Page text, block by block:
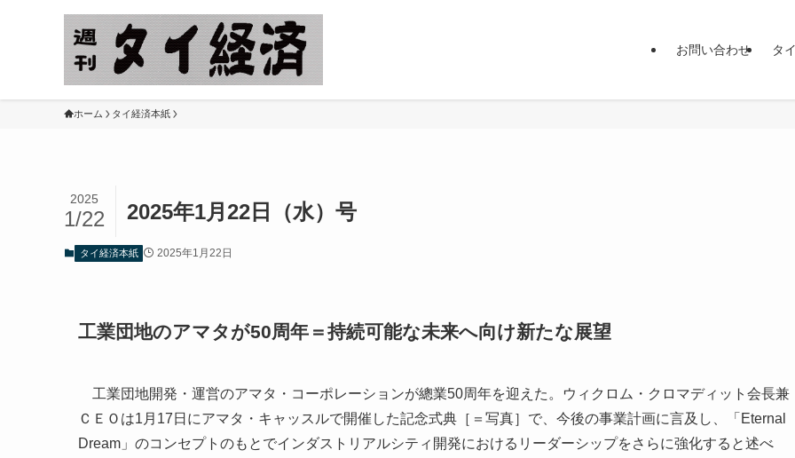
お問い合わせ タ
ホーム タイ経済本紙
2025年1月22日（水）号
2025
1/22
タイ経済本紙 2025年1月22日
工業団地のアマタが50周年＝持続可能な未来へ向け新たな展望
工業団地開発・運営のアマタ・コーポレーションが總業50周年を迎えた。ウィクロム・クロマディット会長兼
ＣＥＯは1月17日にアマタ・キャッスルで開催した記念式典［＝写真］で、今後の事業計画に言及し、「Eternal
Dream」のコンセプトのもとでインダストリアルシティ開発におけるリーダーシップをさらに強化すると述べ